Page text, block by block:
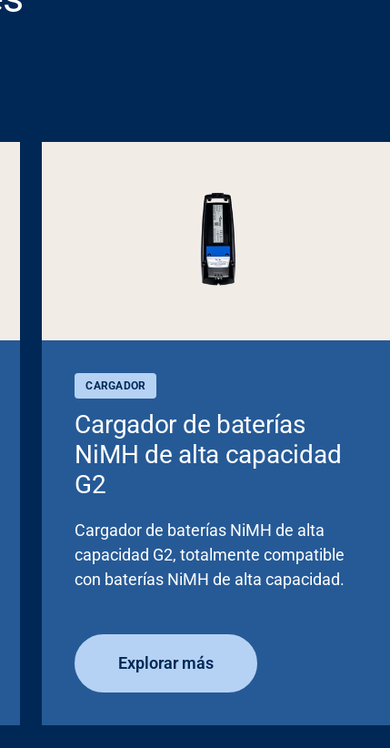
CARGADOR
Cargador de baterías
NiMH de alta capacidad
G2
Cargador de baterías NiMH de alta
capacidad G2, totalmente compatible
con baterías NiMH de alta capacidad.
Explorar más